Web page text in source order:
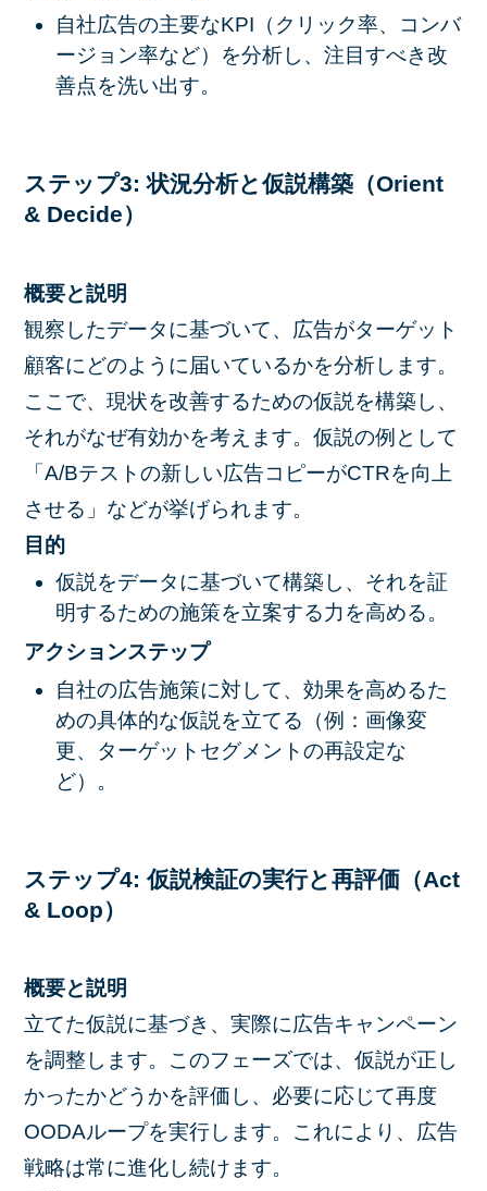
自社広告の主要なKPI（クリック率、コンバ
ージョン率など）を分析し、注目すべき改
善点を洗い出す。
ステップ3: 状況分析と仮説構築（Orient
& Decide）
概要と説明
観察したデータに基づいて、広告がターゲット
顧客にどのように届いているかを分析します。
ここで、現状を改善するための仮説を構築し、
それがなぜ有効かを考えます。仮説の例として
「A/Bテストの新しい広告コピーがCTRを向上
させる」などが挙げられます。
目的
仮説をデータに基づいて構築し、それを証
明するための施策を立案する力を高める。
アクションステップ
自社の広告施策に対して、効果を高めるた
めの具体的な仮説を立てる（例：画像変
更、ターゲットセグメントの再設定な
ど）。
ステップ4: 仮説検証の実行と再評価（Act
& Loop）
概要と説明
立てた仮説に基づき、実際に広告キャンペーン
を調整します。このフェーズでは、仮説が正し
かったかどうかを評価し、必要に応じて再度
OODAループを実行します。これにより、広告
戦略は常に進化し続けます。